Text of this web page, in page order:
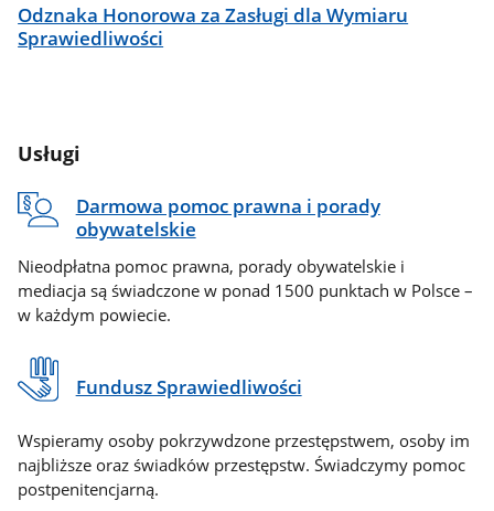
Odznaka Honorowa za Zasługi dla Wymiaru
Sprawiedliwości
Usługi
Darmowa pomoc prawna i porady
obywatelskie
Nieodpłatna pomoc prawna, porady obywatelskie i
mediacja są świadczone w ponad 1500 punktach w Polsce –
w każdym powiecie.
Fundusz Sprawiedliwości
Wspieramy osoby pokrzywdzone przestępstwem, osoby im
najbliższe oraz świadków przestępstw. Świadczymy pomoc
postpenitencjarną.